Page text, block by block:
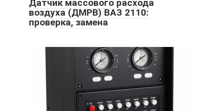
Датчик массового расхода
воздуха (ДМРВ) ВАЗ 2110:
проверка, замена